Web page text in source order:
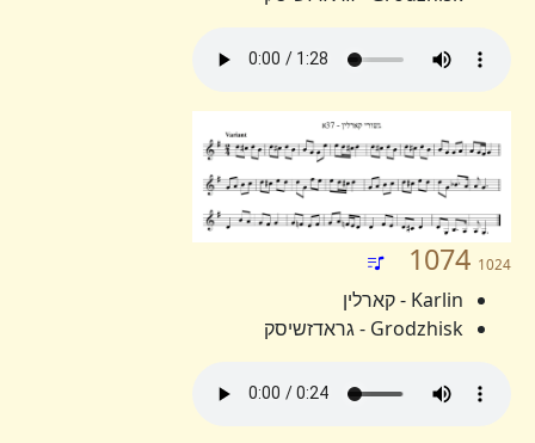
1074 1024
Karlin - קארלין
Grodzhisk - גראדזשיסק